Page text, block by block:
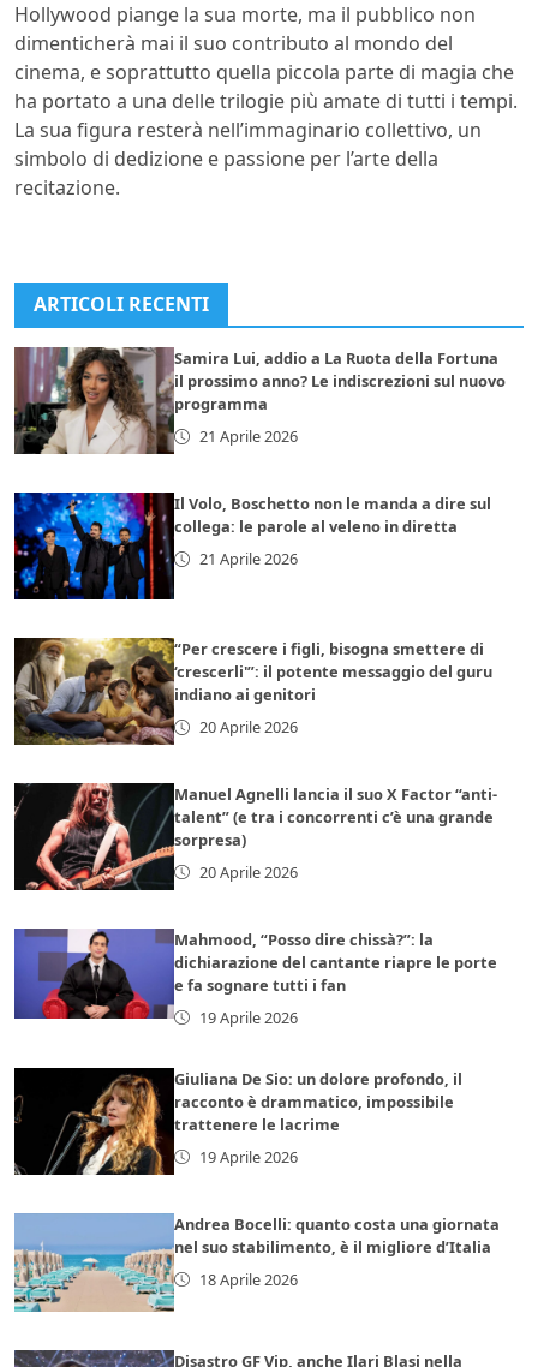
Hollywood piange la sua morte, ma il pubblico non
dimenticherà mai il suo contributo al mondo del
cinema, e soprattutto quella piccola parte di magia che
ha portato a una delle trilogie più amate di tutti i tempi.
La sua figura resterà nell’immaginario collettivo, un
simbolo di dedizione e passione per l’arte della
recitazione.
ARTICOLI RECENTI
Samira Lui, addio a La Ruota della Fortuna
il prossimo anno? Le indiscrezioni sul nuovo
programma
21 Aprile 2026
Il Volo, Boschetto non le manda a dire sul
collega: le parole al veleno in diretta
21 Aprile 2026
“Per crescere i figli, bisogna smettere di
‘crescerli'”: il potente messaggio del guru
indiano ai genitori
20 Aprile 2026
Manuel Agnelli lancia il suo X Factor “anti-
talent” (e tra i concorrenti c’è una grande
sorpresa)
20 Aprile 2026
Mahmood, “Posso dire chissà?”: la
dichiarazione del cantante riapre le porte
e fa sognare tutti i fan
19 Aprile 2026
Giuliana De Sio: un dolore profondo, il
racconto è drammatico, impossibile
trattenere le lacrime
19 Aprile 2026
Andrea Bocelli: quanto costa una giornata
nel suo stabilimento, è il migliore d’Italia
18 Aprile 2026
Disastro GF Vip, anche Ilari Blasi nella